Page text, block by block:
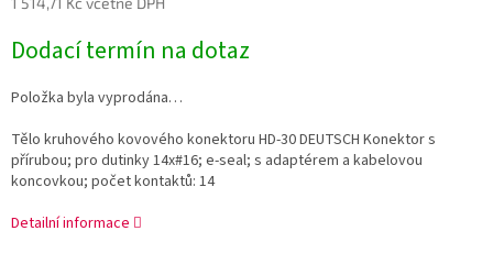
cena:
Dodací termín na dotaz
Položka byla vyprodána…
Tělo kruhového kovového konektoru HD-30 DEUTSCH Konektor s
přírubou; pro dutinky 14x#16; e-seal; s adaptérem a kabelovou
koncovkou; počet kontaktů: 14
Detailní informace